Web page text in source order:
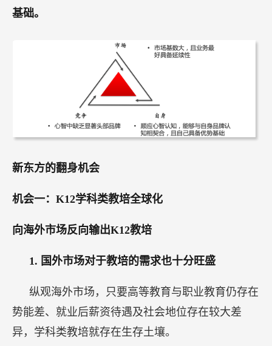
基础。
新东方的翻身机会
机会一：K12学科类教培全球化
向海外市场反向输出K12教培
1. 国外市场对于教培的需求也十分旺盛
纵观海外市场，只要高等教育与职业教育仍存在
势能差、就业后薪资待遇及社会地位存在较大差
异，学科类教培就存在生存土壤。